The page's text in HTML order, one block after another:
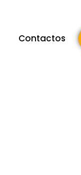
Contactos